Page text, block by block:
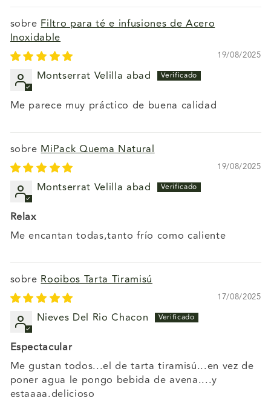
Filtro para té e infusiones de Acero
Inoxidable
19/08/2025
Montserrat Velilla abad
Me parece muy práctico de buena calidad
MiPack Quema Natural
19/08/2025
Montserrat Velilla abad
Relax
Me encantan todas,tanto frío como caliente
Rooibos Tarta Tiramisú
17/08/2025
Nieves Del Rio Chacon
Espectacular
Me gustan todos...el de tarta tiramisú...en vez de
poner agua le pongo bebida de avena....y
estaaaa.delicioso